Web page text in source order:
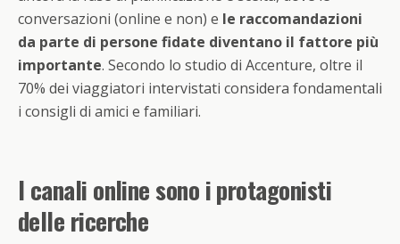
conversazioni (online e non) e le raccomandazioni
da parte di persone fidate diventano il fattore più
importante. Secondo lo studio di Accenture, oltre il
70% dei viaggiatori intervistati considera fondamentali
i consigli di amici e familiari.
I canali online sono i protagonisti
delle ricerche